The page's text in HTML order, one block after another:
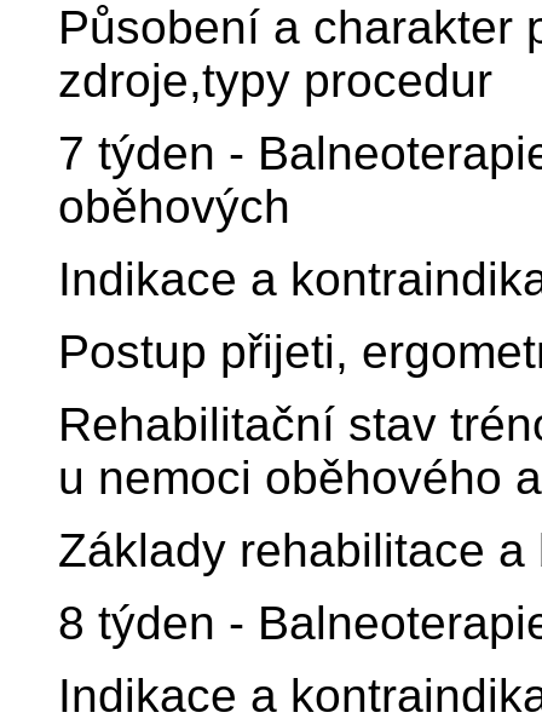
Působení a charakter
zdroje,typy procedur
7 týden -
oběhových
Indikace a
Postup přijeti,
Rehabilitační stav
u nemoci oběhového
Základy rehabilitace a
8 týden -
Indikace a